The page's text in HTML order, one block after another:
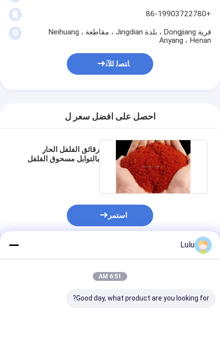
+86-19903722780
قرية Dongjiang ، بلدة Jingdian ، مقاطعة Neihuang ،
Anyang ، Henan
ﺎﺘﺼﻟ ﺍﻶﻧ
احصل على افضل سعر ل
رقائق الفلفل الحار
بالتوابل مسحوق الفلفل
استمر
المنتجات الموصى بها
Lulu
6:51 AM
Good day, what product are you looking for?